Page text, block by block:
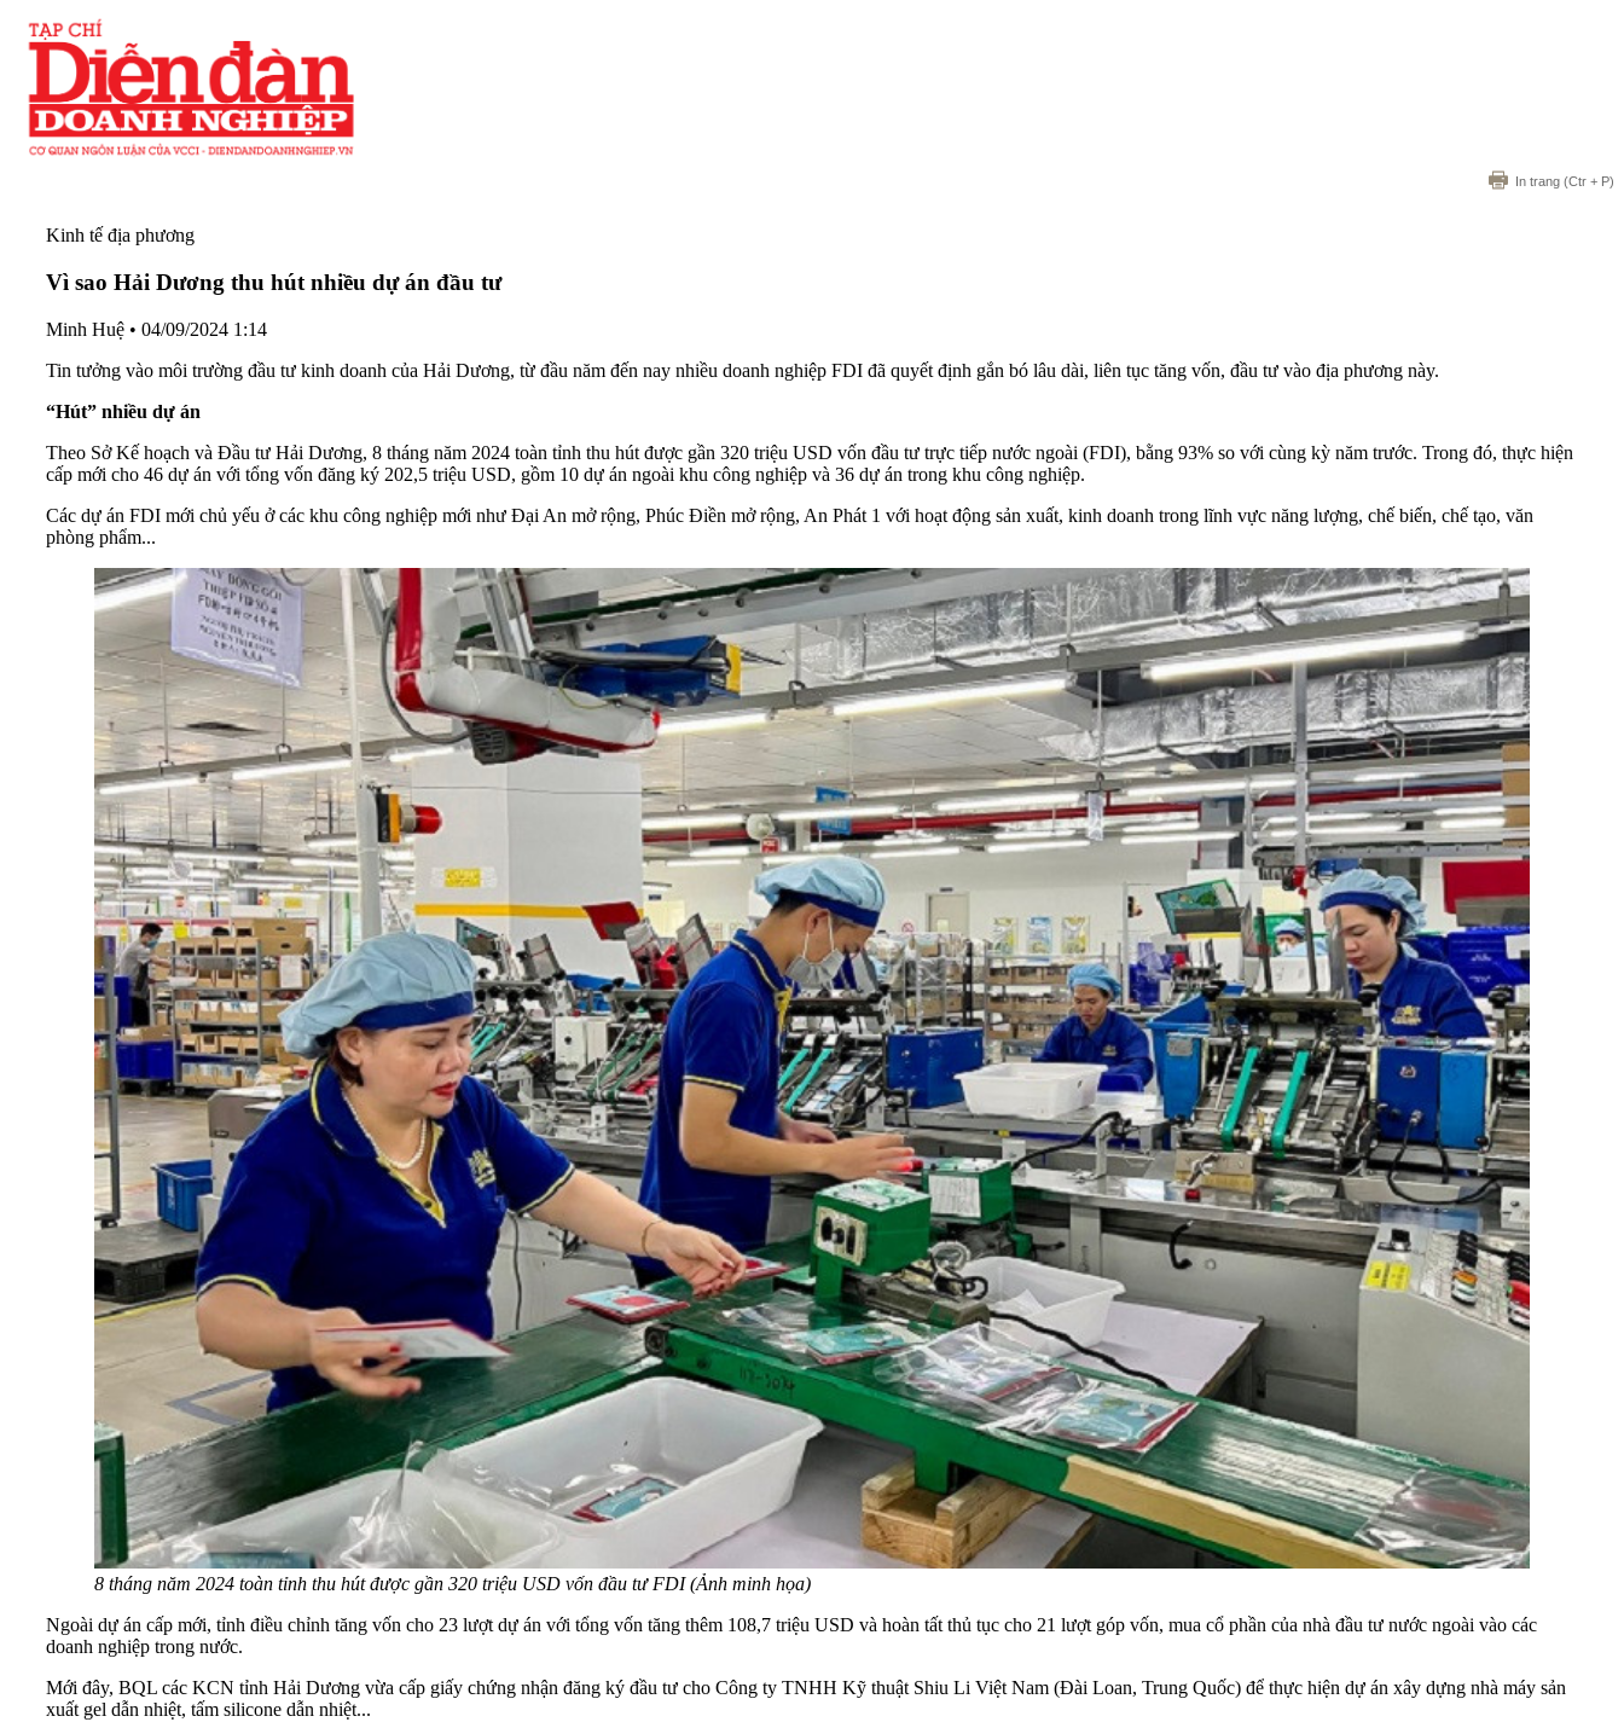
In trang (Ctr + P)
Kinh tế địa phương
Vì sao Hải Dương thu hút nhiều dự án đầu tư
Minh Huệ • 04/09/2024 1:14
Tin tưởng vào môi trường đầu tư kinh doanh của Hải Dương, từ đầu năm đến nay nhiều doanh nghiệp FDI đã quyết định gắn bó lâu dài, liên tục tăng vốn, đầu tư vào địa phương này.
“Hút” nhiều dự án
Theo Sở Kế hoạch và Đầu tư Hải Dương, 8 tháng năm 2024 toàn tỉnh thu hút được gần 320 triệu USD vốn đầu tư trực tiếp nước ngoài (FDI), bằng 93% so với cùng kỳ năm trước. Trong đó, thực hiện
cấp mới cho 46 dự án với tổng vốn đăng ký 202,5 triệu USD, gồm 10 dự án ngoài khu công nghiệp và 36 dự án trong khu công nghiệp.
Các dự án FDI mới chủ yếu ở các khu công nghiệp mới như Đại An mở rộng, Phúc Điền mở rộng, An Phát 1 với hoạt động sản xuất, kinh doanh trong lĩnh vực năng lượng, chế biến, chế tạo, văn
phòng phẩm...
8 tháng năm 2024 toàn tỉnh thu hút được gần 320 triệu USD vốn đầu tư FDI (Ảnh minh họa)
Ngoài dự án cấp mới, tỉnh điều chỉnh tăng vốn cho 23 lượt dự án với tổng vốn tăng thêm 108,7 triệu USD và hoàn tất thủ tục cho 21 lượt góp vốn, mua cổ phần của nhà đầu tư nước ngoài vào các
doanh nghiệp trong nước.
Mới đây, BQL các KCN tỉnh Hải Dương vừa cấp giấy chứng nhận đăng ký đầu tư cho Công ty TNHH Kỹ thuật Shiu Li Việt Nam (Đài Loan, Trung Quốc) để thực hiện dự án xây dựng nhà máy sản
xuất gel dẫn nhiệt, tấm silicone dẫn nhiệt...